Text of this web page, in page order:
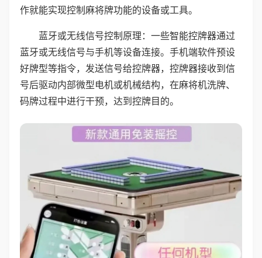
作就能实现控制麻将牌功能的设备或工具。
蓝牙或无线信号控制原理：一些智能控牌器通过
蓝牙或无线信号与手机等设备连接。手机端软件预设
好牌型等指令，发送信号给控牌器，控牌器接收到信
号后驱动内部微型电机或机械结构，在麻将机洗牌、
码牌过程中进行干预，达到控牌目的。